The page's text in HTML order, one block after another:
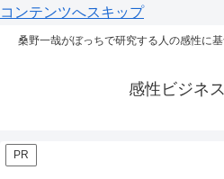
コンテンツへスキップ
桑野一哉がぼっちで研究する人の感性に
感性ビジネ
PR